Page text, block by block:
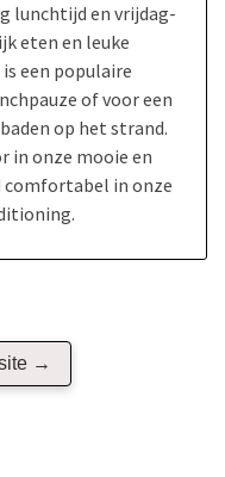
lunchtijd en vrijdag-
eten en leuke
een populaire
of voor een
op het strand.
in onze mooie en
in onze
→